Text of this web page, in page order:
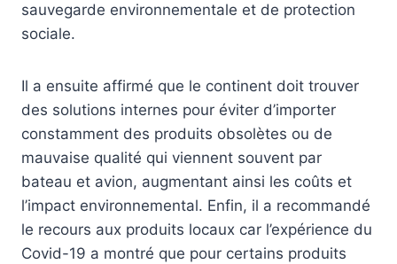
sauvegarde environnementale et de protection
sociale.
Il a ensuite affirmé que le continent doit trouver
des solutions internes pour éviter d’importer
constamment des produits obsolètes ou de
mauvaise qualité qui viennent souvent par
bateau et avion, augmentant ainsi les coûts et
l’impact environnemental. Enfin, il a recommandé
le recours aux produits locaux car l’expérience du
Covid-19 a montré que pour certains produits